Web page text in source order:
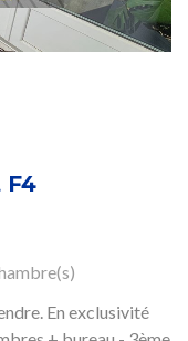
F4
En exclusivité